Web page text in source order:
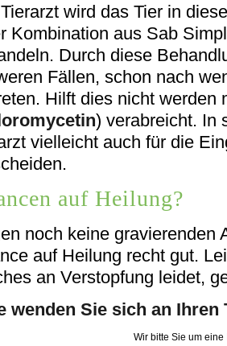
wird das Tier in
Kombination aus Sab
Durch diese
Fällen, schon nach
Hilft dies nicht werden
) verabreicht. In
vielleicht auch für die
auf Heilung?
noch keine gravierenden
auf Heilung recht gut.
an Verstopfung leidet,
wenden Sie sich an Ihren
Wir bitte Sie um